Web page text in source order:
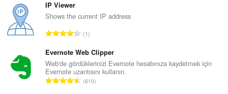
s
:
s
a
y
ı
s
ı
:
l
m
y
s
a
y
IP Viewer
Shows the current IP address
T
p
l
a
m
1
Evernote Web Clipper
Web'de gördüklerinizi Evernote hesabınıza kaydetmek için
Evernote uzantısını kullanın.
T610